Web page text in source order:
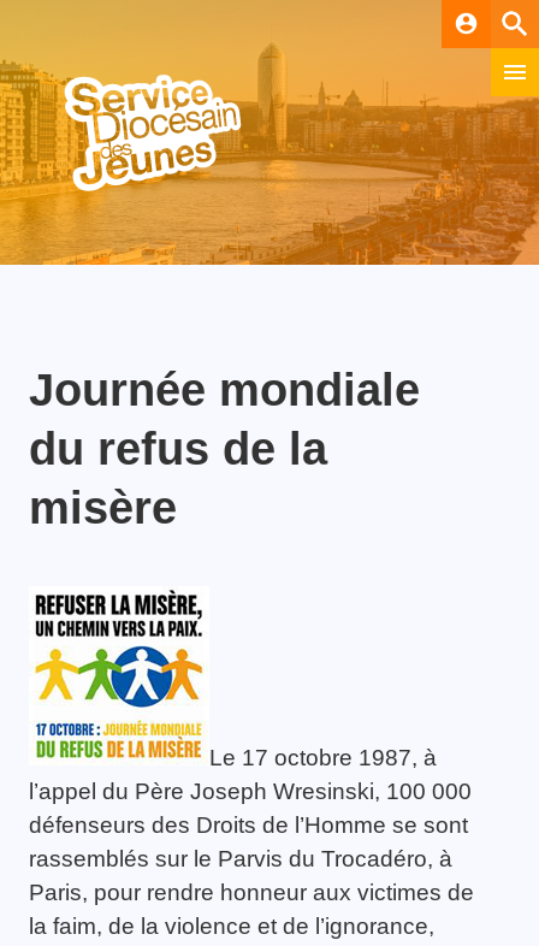
account_circle
Journée mondiale
du refus de la
misère
Le 17 octobre 1987, à
l’appel du Père Joseph Wresinski, 100 000
défenseurs des Droits de l’Homme se sont
rassemblés sur le Parvis du Trocadéro, à
Paris, pour rendre honneur aux victimes de
la faim, de la violence et de l’ignorance,